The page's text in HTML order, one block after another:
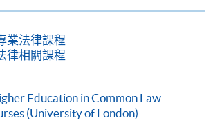
生可以直接申請從法學學士標準入學
學生可以將學習時間延長最多6年，我
為有限的入學者考慮這個學習節
業法律課程
律相關課程
Education in Common Law
(University of London)